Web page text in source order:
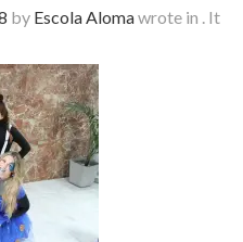
by Escola Alomawrote in . It